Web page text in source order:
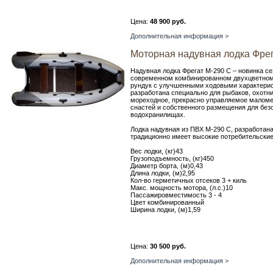
Цена: 48 900 руб.
Дополнительная информация >
Моторная надувная лодка
Надувная лодка Фрегат М-290 С – новинка
современном комбинированном
рундук с улучшенными ходовыми
разработана специально для рыбаков,
мореходное, прекрасно управляемое
снастей и собственного размещения для
водохранилищах.
Лодка надувная из ПВХ М-290 С,
традиционно имеет высокие
Вес лодки, (кг)43
Грузоподъемность, (кг)450
Диаметр борта, (м)0,43
Длина лодки, (м)2,95
Кол-во герметичных отсеков 3 + киль
Макс. мощность мотора, (л.с.)10
Пассажировместимость 3 - 4
Цвет комбинированный
Ширина лодки, (м)1,59
Цена: 30 500 руб.
Дополнительная информация >